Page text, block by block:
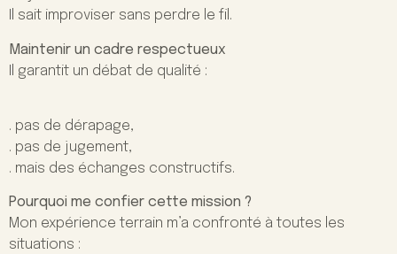
Il sait improviser sans perdre le fil.
Maintenir un cadre respectueux
Il garantit un débat de qualité :
. pas de dérapage,
. pas de jugement,
. mais des échanges constructifs.
Pourquoi me confier cette mission ?
Mon expérience terrain m’a confronté à toutes les
situations :